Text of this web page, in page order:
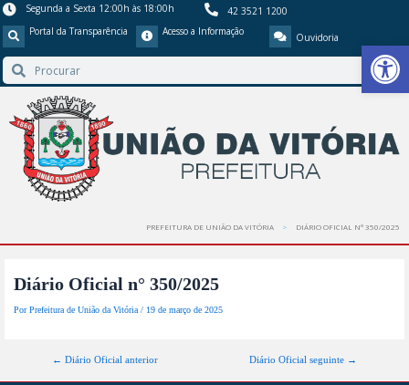
Barra de
Segunda a Sexta 12:00h às 18:00h
42 3521 1200
Portal da Transparência
Acesso a Informação Ouvidoria
PREFEITURA DE UNIÃO DA VITÓRIA DIÁRIO OFICIAL N° 350/2025
Diário Oficial n° 350/2025
PorPrefeitura de União da Vitória/ 19 de março de 2025
← Diário Oficial anterior Diário Oficial seguinte →